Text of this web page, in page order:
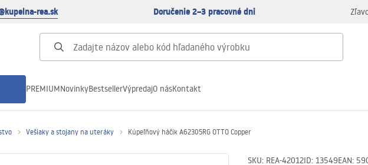
rea.sk Doručenie 2–3 pracovné dni
PREMIUMNovinkyBestsellerVýpredajO násKontakt
Vešiaky a stojany na uteráky Kúpeľňový háčik A62305RG OTTO Copper
SKU: REA-42012ID: 13549EAN: